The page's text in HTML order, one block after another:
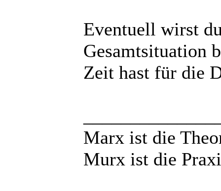
Eventuell wirst
Gesamtsituation
Zeit hast für die
Marx ist die
Murx ist die